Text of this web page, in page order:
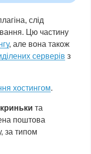
слід
Цю частину
, але вона також
серверів з
хостингом.
та
поштова
за типом